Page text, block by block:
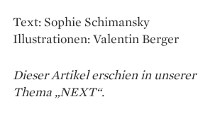
Text: Sophie Schimansky
Illustrationen: Valentin Berger
Dieser Artikel erschien in unserer
Thema „NEXT“.